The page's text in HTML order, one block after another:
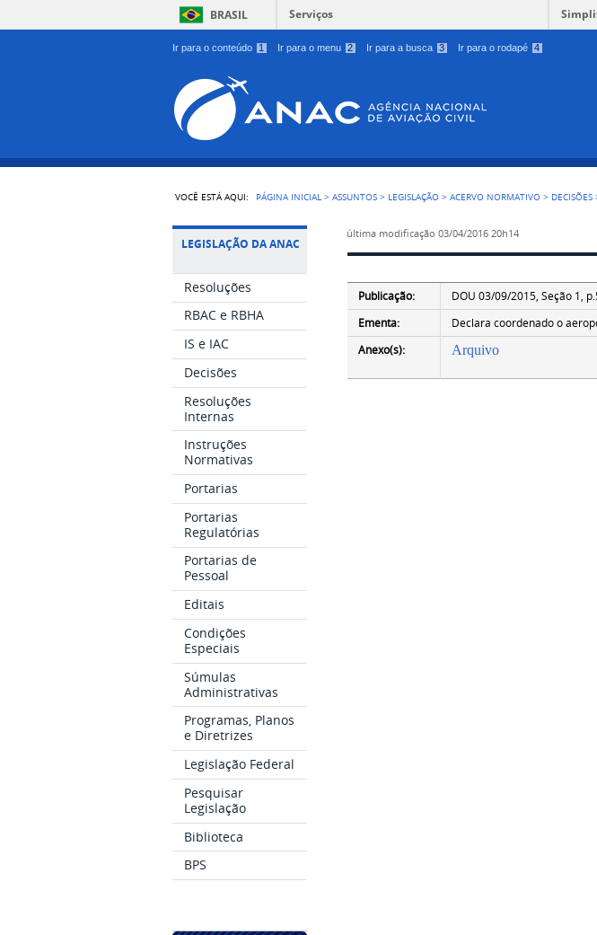
Ir para o conteúdo 1 Ir para o menu 2 Ir para a busca 3 Ir para o rodapé 4
BRASIL Serviços
VOCÊ ESTÁ AQUI: PÁGINA INICIAL >ASSUNTOS > LEGISLAÇÃO >ACERVO NORMATIVO > DECISÕES
LEGISLAÇÃO DA ANAC
Resoluções
RBAC e RBHA
IS e IAC
Decisões
Resoluções
Internas
Instruções
Normativas
Portarias
Portarias
Regulatórias
Portarias de
Pessoal
Editais
Condições
Especiais
Súmulas
Administrativas
Programas, Planos
e Diretrizes
Legislação Federal
Pesquisar
Legislação
Biblioteca
BPS
última modificação 03/04/2016 20h14
Publicação:
DOU 03/09/2015, Seção 1,
Ementa:
Declara coordenado o
Anexo(s):
Arquivo